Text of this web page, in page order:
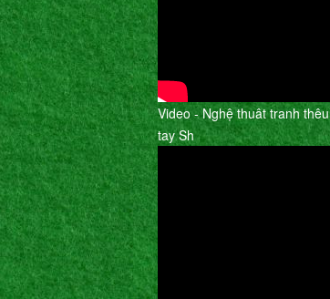
Video - Nghệ thuât tranh thêu
tay Sh